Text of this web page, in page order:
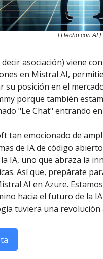
[ Hecho con AI ]
decir asociación) viene
en Mistral AI,
su posición en el
porque también
"Le Chat" entrando en
tan emocionado de
de IA de código
IA, uno que abraza la
Así que, prepárate
AI en Azure.
hacia el futuro de la
tuviera una revolución